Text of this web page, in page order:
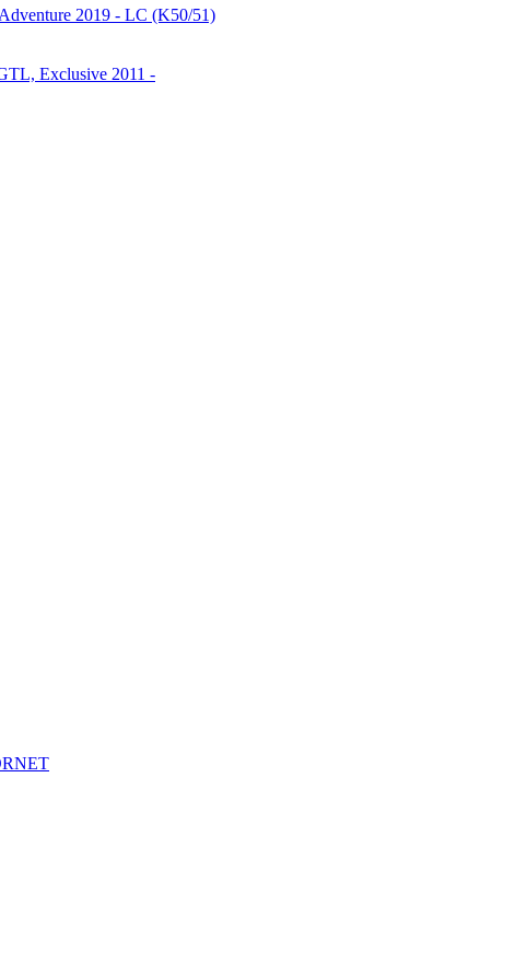
2019 - LC (K50/51)
Exclusive 2011 -